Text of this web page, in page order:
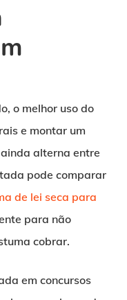
o melhor uso do
e montar um
alterna entre
pode comparar
de lei seca para
para não
cobrar.
em concursos